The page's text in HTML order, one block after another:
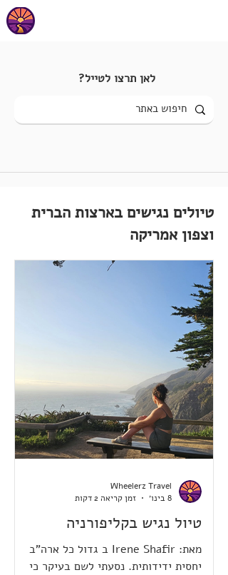
לאן תרצו לטייל?
טיולים נגישים בארצות הברית
וצפון אמריקה
טיול נגיש בקליפורניה
מאת: Irene Shafir ב גדול כל ארה"ב
יחסית ידידותית. נסעתי לשם בעיקר כי
Wheelerz Travel
8 בינו׳
זמן קריאה 2 דקות